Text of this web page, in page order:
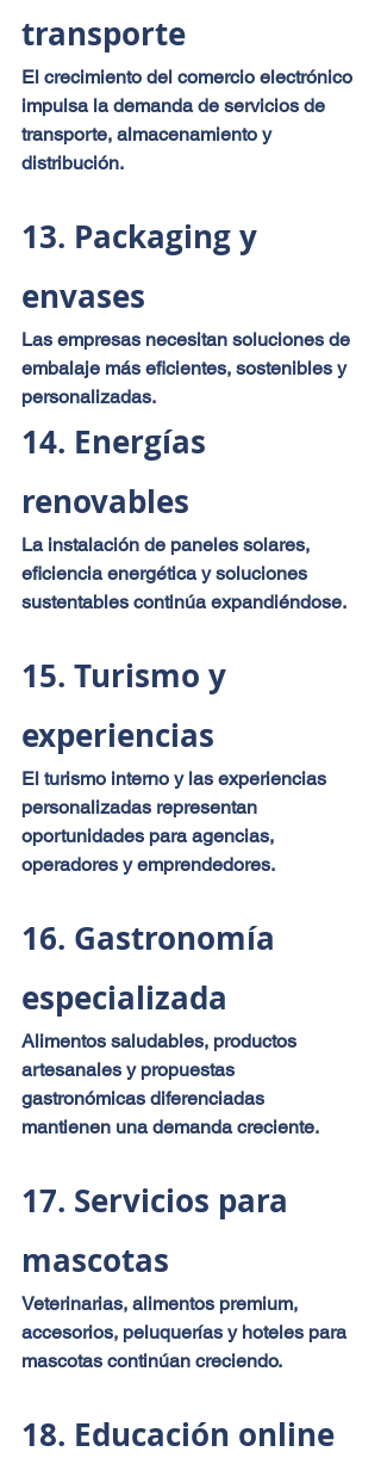
transporte
El crecimiento del comercio electrónico
impulsa la demanda de servicios de
transporte, almacenamiento y
distribución.
13. Packaging y
envases
Las empresas necesitan soluciones de
embalaje más eficientes, sostenibles y
personalizadas.
14. Energías
renovables
La instalación de paneles solares,
eficiencia energética y soluciones
sustentables continúa expandiéndose.
15. Turismo y
experiencias
El turismo interno y las experiencias
personalizadas representan
oportunidades para agencias,
operadores y emprendedores.
16. Gastronomía
especializada
Alimentos saludables, productos
artesanales y propuestas
gastronómicas diferenciadas
mantienen una demanda creciente.
17. Servicios para
mascotas
Veterinarias, alimentos premium,
accesorios, peluquerías y hoteles para
mascotas continúan creciendo.
18. Educación online